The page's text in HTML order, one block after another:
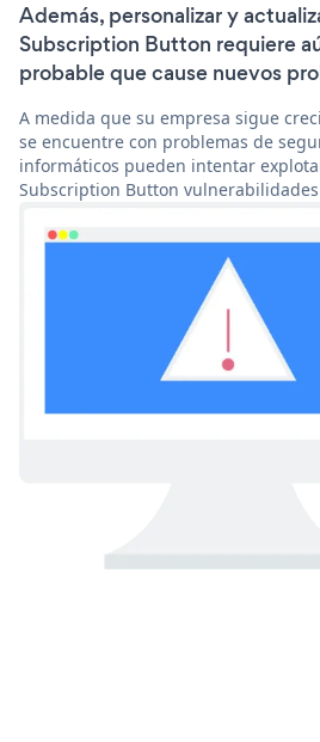
Además, personalizar y
Subscription Button requiere
probable que cause nuevos
A medida que su empresa sigue
se encuentre con problemas de
informáticos pueden intentar
Subscription Button